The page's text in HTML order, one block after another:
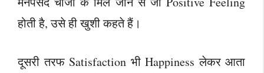
होती है, उसे ही खुशी कहते हैं।
दूसरी तरफ Satisfaction भी Happiness लेकर आता